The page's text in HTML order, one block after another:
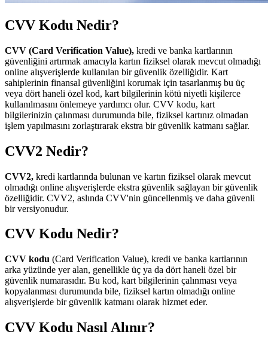
CVV Kodu Nedir?
CVV (Card Verification Value), kredi ve banka kartlarının
güvenliğini artırmak amacıyla kartın fiziksel olarak mevcut olmadığı
online alışverişlerde kullanılan bir güvenlik özelliğidir. Kart
sahiplerinin finansal güvenliğini korumak için tasarlanmış bu üç
veya dört haneli özel kod, kart bilgilerinin kötü niyetli kişilerce
kullanılmasını önlemeye yardımcı olur. CVV kodu, kart
bilgilerinizin çalınması durumunda bile, fiziksel kartınız olmadan
işlem yapılmasını zorlaştırarak ekstra bir güvenlik katmanı sağlar.
CVV2 Nedir?
CVV2, kredi kartlarında bulunan ve kartın fiziksel olarak mevcut
olmadığı online alışverişlerde ekstra güvenlik sağlayan bir güvenlik
özelliğidir. CVV2, aslında CVV'nin güncellenmiş ve daha güvenli
bir versiyonudur.
CVV Kodu Nedir?
CVV kodu (Card Verification Value), kredi ve banka kartlarının
arka yüzünde yer alan, genellikle üç ya da dört haneli özel bir
güvenlik numarasıdır. Bu kod, kart bilgilerinin çalınması veya
kopyalanması durumunda bile, fiziksel kartın olmadığı online
alışverişlerde bir güvenlik katmanı olarak hizmet eder.
CVV Kodu Nasıl Alınır?